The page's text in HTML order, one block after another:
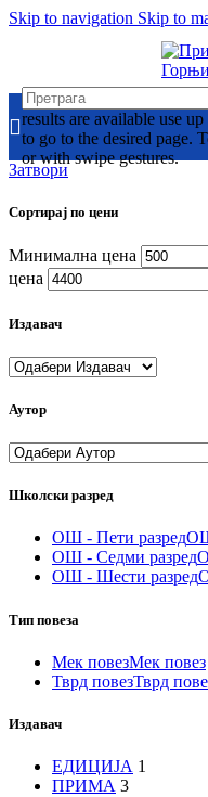
Skip to navigation Skip to
results are available use
to go to the desired page.
or with swipe gestures.
Затвори
Сортирај по цени
Минимална цена
цена
Издавач
Аутор
Школски разред
ОШ - Пети разред
ОШ - Седми разред
ОШ - Шести разред
Тип повеза
Мек повезМек повез
Тврд повезТврд
Издавач
ЕДИЦИЈА 1
ПРИМА 3